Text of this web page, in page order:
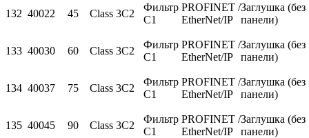
132 40022 45 Class 3C2
Фильтр
С1
PROFINET /
EtherNet/IP
Заглушка (без
панели)
133 40030 60 Class 3C2
Фильтр
С1
PROFINET /
EtherNet/IP
Заглушка (без
панели)
134 40037 75 Class 3C2
Фильтр
С1
PROFINET /
EtherNet/IP
Заглушка (без
панели)
135 40045 90 Class 3C2
Фильтр
С1
PROFINET /
EtherNet/IP
Заглушка (без
панели)